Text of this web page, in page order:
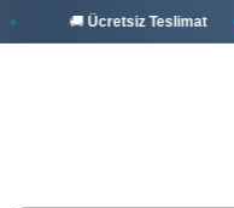
🚚 Ücretsiz Teslimat